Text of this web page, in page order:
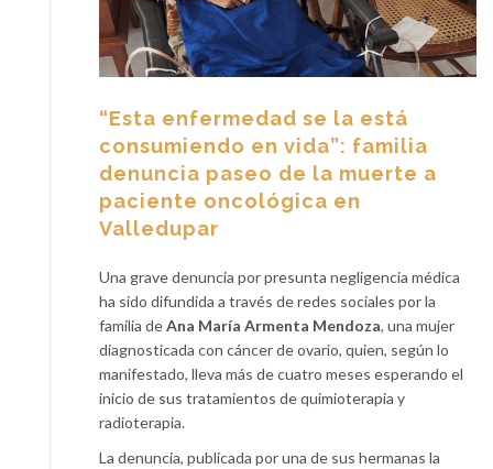
“Esta enfermedad se la está
consumiendo en vida”: familia
denuncia paseo de la muerte a
paciente oncológica en
Valledupar
Una grave denuncia por presunta negligencia médica
ha sido difundida a través de redes sociales por la
familia deAna María Armenta Mendoza, una mujer
diagnosticada con cáncer de ovario, quien, según lo
manifestado, lleva más de cuatro meses esperando el
inicio de sus tratamientos de quimioterapia y
radioterapia.
La denuncia, publicada por una de sus hermanas la